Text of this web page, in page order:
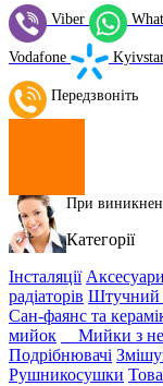
Viber
Vodafone
Передзвоніть
При
Категорії
Інсталяції
радіаторів Штучний
Сан-фаянс та
мийок
Мийки з
Подрібнювачі
Рушникосушки